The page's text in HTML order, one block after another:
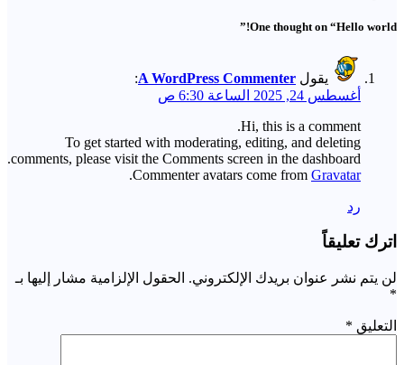
One thought on “Hello world!”
يقول A WordPress Commenter
:
أغسطس 24, 2025 الساعة 6:30 ص
Hi, this is a comment.
To get started with moderating, editing, and deleting
comments, please visit the Comments screen in the dashboard.
Commenter avatars come from Gravatar
.
رد
اترك تعليقاً
لن يتم نشر عنوان بريدك الإلكتروني. الحقول الإلزامية مشار إليها بـ
*
التعليق *